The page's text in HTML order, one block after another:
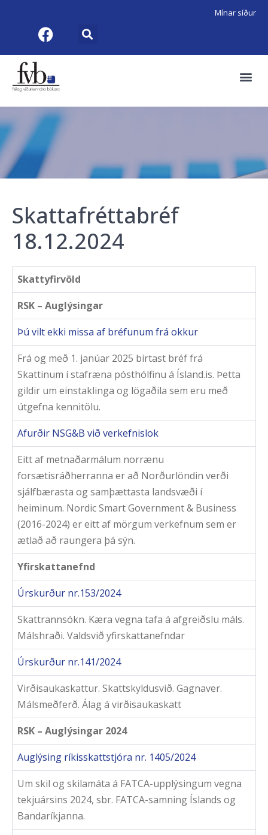
Mínar síður
Skattafréttabréf
18.12.2024
Skattyfirvöld
RSK – Auglýsingar
Þú vilt ekki missa af bréfunum frá okkur
Frá og með 1. janúar 2025 birtast bréf frá
Skattinum í stafræna pósthólfinu á Ísland.is. Þetta
gildir um einstaklinga og lögaðila sem eru með
útgefna kennitölu.
Afurðir NSG&B við verkefnislok
Eitt af metnaðarmálum norrænu
forsætisráðherranna er að Norðurlöndin verði
sjálfbærasta og samþættasta landsvæði í
heiminum. Nordic Smart Government & Business
(2016-2024) er eitt af mörgum verkefnum sem er
ætlað að raungera þá sýn.
Yfirskattanefnd
Úrskurður nr.153/2024
Skattrannsókn. Kæra vegna tafa á afgreiðslu máls.
Málshraði. Valdsvið yfirskattanefndar
Úrskurður nr.141/2024
Virðisaukaskattur. Skattskyldusvið. Gagnaver.
Málsmeðferð. Álag á virðisaukaskatt
RSK – Auglýsingar 2024
Auglýsing ríkisskattstjóra nr. 1405/2024
Um skil og skilamáta á FATCA-upplýsingum vegna
tekjuársins 2024, sbr. FATCA-samning Íslands og
Bandaríkjanna.